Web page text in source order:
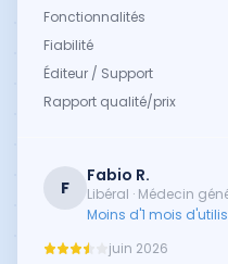
Fonctionnalités
Fiabilité
Éditeur / Support
Rapport qualité/prix
F
Fabio R.
Libéral · Médecin
Moins d'1 mois
juin 2026